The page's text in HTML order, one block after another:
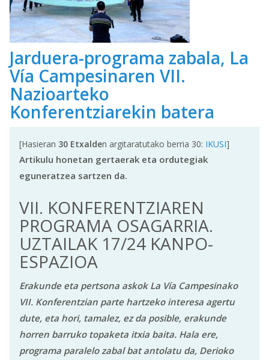
Jarduera-programa zabala, La
Vía Campesinaren VII.
Nazioarteko
Konferentziarekin batera
[Hasieran 30 Etxalden argitaratutako berria 30: IKUSI]
Artikulu honetan gertaerak eta ordutegiak
eguneratzea sartzen da.
VII. KONFERENTZIAREN
PROGRAMA OSAGARRIA.
UZTAILAK 17/24 KANPO-
ESPAZIOA
Erakunde eta pertsona askok La Vía Campesinako
VII. Konferentzian parte hartzeko interesa agertu
dute, eta hori, tamalez, ez da posible, erakunde
horren barruko topaketa itxia baita. Hala ere,
programa paralelo zabal bat antolatu da, Derioko